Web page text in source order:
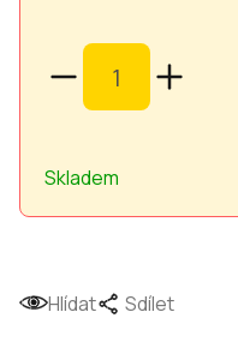
Hlídat Sdílet
Skladem